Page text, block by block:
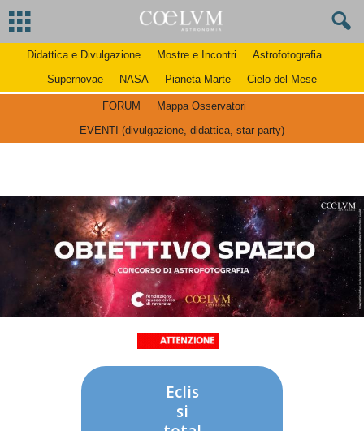
Didattica e Divulgazione Mostre e Incontri
Astrofotografia
Supernovae
NASA Pianeta Marte Cielo del Mese
FORUM
Mappa Osservatori
EVENTI (divulgazione, didattica, star party)
Eclis
si